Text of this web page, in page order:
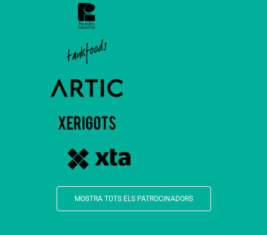
MOSTRA TOTS ELS PATROCINADORS